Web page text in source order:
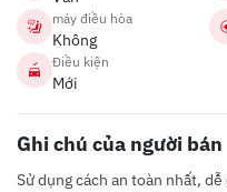
máy điều hòa
Không
Điều kiện
Mới
Ghi chú của người bán
Sử dụng cách an toàn nhất,